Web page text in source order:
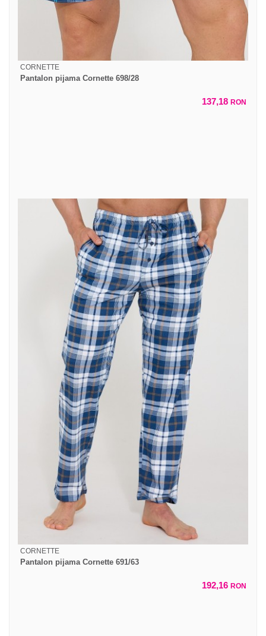
CORNETTE
Pantalon pijama Cornette 698/28
137,18 RON
CORNETTE
Pantalon pijama Cornette 691/63
192,16 RON